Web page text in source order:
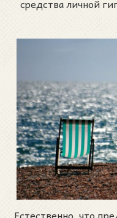
средства личной